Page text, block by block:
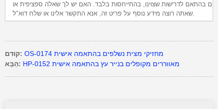
בהתאם לדרישות שצוינו, בהתייחסות בלבד. האם יש לך שאלה ספציפית או
שאתה רוצה מידע נוסף על פריט זה, אנא התקשר אלינו או שלח דוא"ל.
קודם:
OS-0174 מחזיקי מצית נשלפים בהתאמה אישית
הַבָּא:
HP-0152 מאווררים מקופלים בנייר עץ בהתאמה אישית